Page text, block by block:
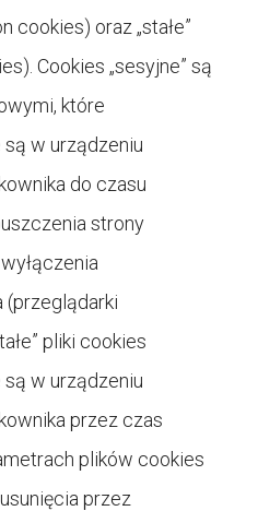
cookies) oraz „stałe”
Cookies „sesyjne” są
które
w urządzeniu
do czasu
strony
(przeglądarki
pliki cookies
w urządzeniu
przez czas
plików cookies
przez